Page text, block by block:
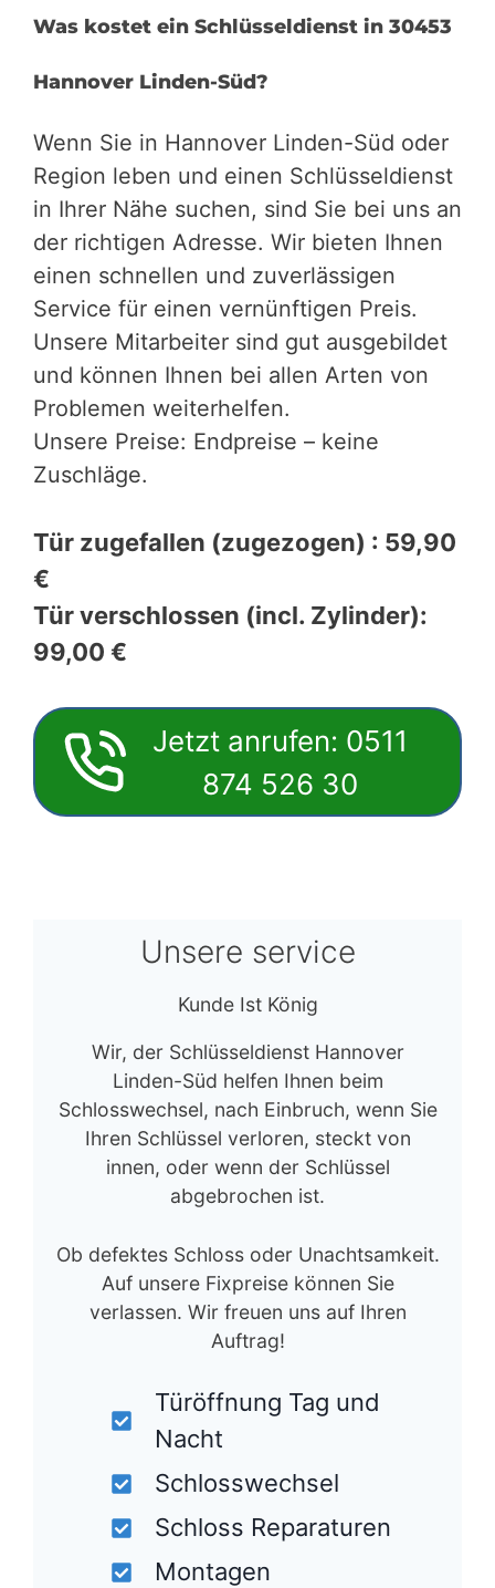
Was kostet ein Schlüsseldienst in 30453
Hannover Linden-Süd?
Wenn Sie in Hannover Linden-Süd oder
Region leben und einen Schlüsseldienst
in Ihrer Nähe suchen, sind Sie bei uns an
der richtigen Adresse. Wir bieten Ihnen
einen schnellen und zuverlässigen
Service für einen vernünftigen Preis.
Unsere Mitarbeiter sind gut ausgebildet
und können Ihnen bei allen Arten von
Problemen weiterhelfen.
Unsere Preise: Endpreise – keine
Zuschläge.
Tür zugefallen (zugezogen) : 59,90
€
Tür verschlossen (incl. Zylinder):
99,00 €
Jetzt anrufen: 0511
874 526 30
Unsere service
Kunde Ist König
Wir, der Schlüsseldienst Hannover
Linden-Süd helfen Ihnen beim
Schlosswechsel, nach Einbruch, wenn Sie
Ihren Schlüssel verloren, steckt von
innen, oder wenn der Schlüssel
abgebrochen ist.
Ob defektes Schloss oder Unachtsamkeit.
Auf unsere Fixpreise können Sie
verlassen. Wir freuen uns auf Ihren
Auftrag!
Türöffnung Tag und
Nacht
Schlosswechsel
Schloss Reparaturen
Montagen